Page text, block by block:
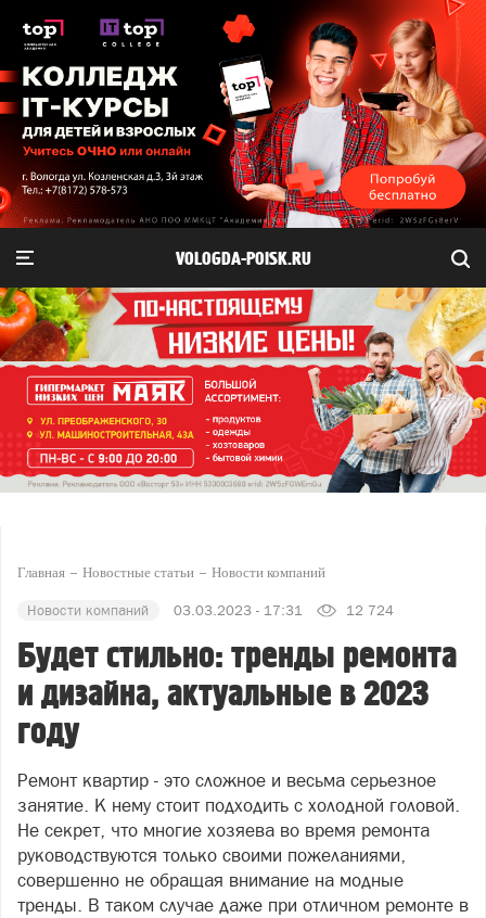
VOLOGDA-POISK.RU
Главная Новостные статьи Новости компаний
Новости компаний 03.03.2023 - 17:31 12 724
Будет стильно: тренды ремонта
и дизайна, актуальные в 2023
году
Ремонт квартир - это сложное и весьма серьезное
занятие. К нему стоит подходить с холодной головой.
Не секрет, что многие хозяева во время ремонта
руководствуются только своими пожеланиями,
совершенно не обращая внимание на модные
тренды. В таком случае даже при отличном ремонте в